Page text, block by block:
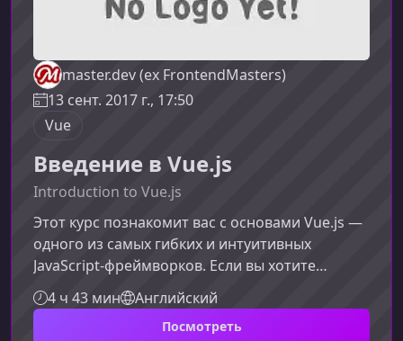
master.dev (ex FrontendMasters)
13 сент. 2017 г., 17:50
Vue
Введение в Vue.js
Introduction to Vue.js
Этот курс познакомит вас с основами Vue.js —
одного из самых гибких и интуитивных
JavaScript-фреймворков. Если вы хотите
создавать масштабируемые, динамичные и
чистые интерфейсы без лишней сложности,
этот курс станет идеальной отправной
4 ч 43 мин Английский
Посмотреть